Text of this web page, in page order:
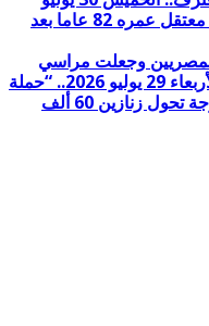
2026.. إدارة سجن بدر تمنع علاج معتقل عمره 82 عاما بعد
المصريين وجعلت مراسي
للإماراتيين ومآسي للمصريين.. الأربعاء 29 يوليو 2026.. “حملة
عايز أتنفس” حرارة تتجاوز 45 درجة تحول زنازين 60 ألف